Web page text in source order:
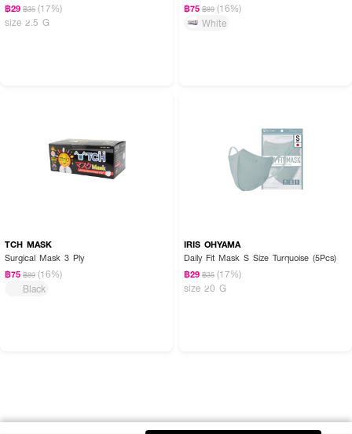
฿29 ฿35 (17%)
size 2.5 G
฿75 ฿89 (16%)
White
TCH MASK
Surgical Mask 3 Ply
฿75 ฿89 (16%)
Black
IRIS OHYAMA
Daily Fit Mask S Size Turquoise (5Pcs)
฿29 ฿35 (17%)
size 20 G